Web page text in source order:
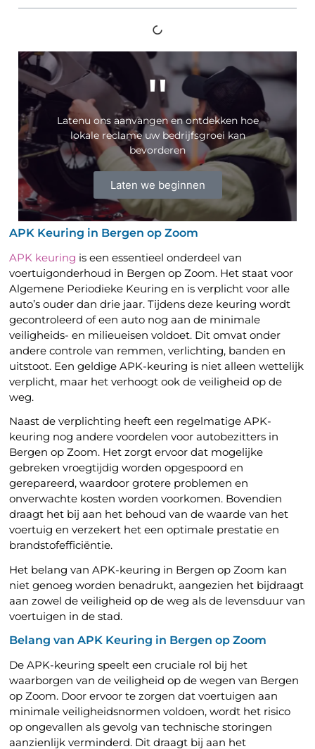
APK Keuring in Bergen op Zoom
APK keuring is een essentieel onderdeel van
voertuigonderhoud in Bergen op Zoom. Het staat voor
Algemene Periodieke Keuring en is verplicht voor alle
auto’s ouder dan drie jaar. Tijdens deze keuring wordt
gecontroleerd of een auto nog aan de minimale
veiligheids- en milieueisen voldoet. Dit omvat onder
andere controle van remmen, verlichting, banden en
uitstoot. Een geldige APK-keuring is niet alleen wettelijk
verplicht, maar het verhoogt ook de veiligheid op de
weg.
Naast de verplichting heeft een regelmatige APK-
keuring nog andere voordelen voor autobezitters in
Bergen op Zoom. Het zorgt ervoor dat mogelijke
gebreken vroegtijdig worden opgespoord en
gerepareerd, waardoor grotere problemen en
onverwachte kosten worden voorkomen. Bovendien
draagt het bij aan het behoud van de waarde van het
voertuig en verzekert het een optimale prestatie en
brandstofefficiëntie.
Het belang van APK-keuring in Bergen op Zoom kan
niet genoeg worden benadrukt, aangezien het bijdraagt
aan zowel de veiligheid op de weg als de levensduur van
voertuigen in de stad.
Belang van APK Keuring in Bergen op Zoom
De APK-keuring speelt een cruciale rol bij het
waarborgen van de veiligheid op de wegen van Bergen
op Zoom. Door ervoor te zorgen dat voertuigen aan
minimale veiligheidsnormen voldoen, wordt het risico
op ongevallen als gevolg van technische storingen
aanzienlijk verminderd. Dit draagt ​​bij aan het
"
Latenu ons aanvangen en ontdekken hoe
lokale reclame uw bedrijfsgroei kan
bevorderen
Laten we beginnen